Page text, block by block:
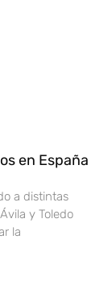
en España
a distintas
y Toledo
la